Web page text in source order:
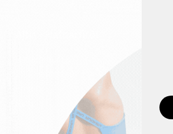
verslun@altis.is
510 2030